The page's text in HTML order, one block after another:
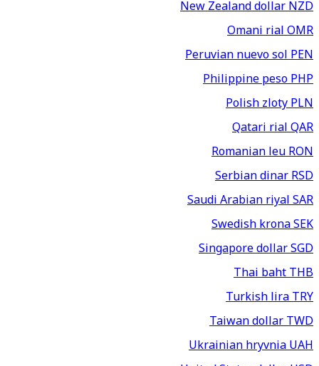
New Zealand dollarNZD
Omani rialOMR
Peruvian nuevo solPEN
Philippine pesoPHP
Polish zlotyPLN
Qatari rialQAR
Romanian leuRON
Serbian dinarRSD
Saudi Arabian riyalSAR
Swedish kronaSEK
Singapore dollarSGD
Thai bahtTHB
Turkish liraTRY
Taiwan dollarTWD
Ukrainian hryvniaUAH